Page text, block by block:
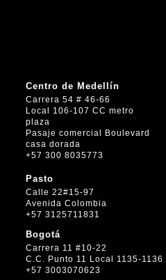
Centro de Medellín
Carrera 54 # 46-66
Local 106-107 CC metro
plaza
Pasaje comercial Boulevard
casa dorada
+57 300 8035773
Pasto
Calle 22#15-97
Avenida Colombia
+57 3125711831
Bogotá
Carrera 11 #10-22
C.C. Punto 11 Local 1135-1136
+57 3003070623